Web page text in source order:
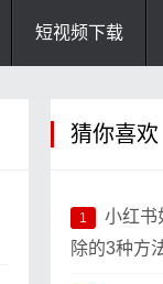
短视频下载
猜你喜欢
1
小红书
除的3种方